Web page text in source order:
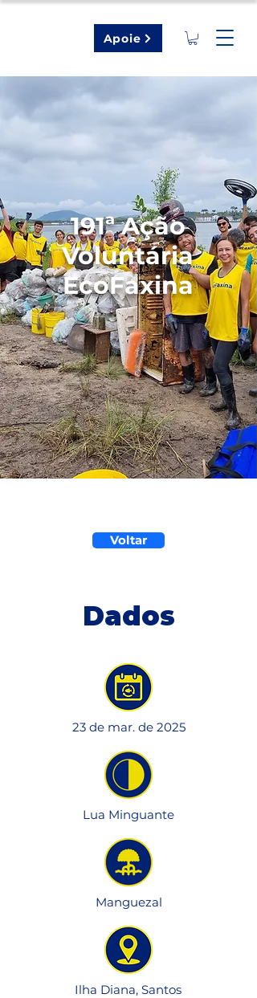
Apoie
191ª Ação
Voluntária
EcoFaxina
Voltar
Dados
23 de mar. de 2025
Lua Minguante
Manguezal
Ilha Diana, Santos